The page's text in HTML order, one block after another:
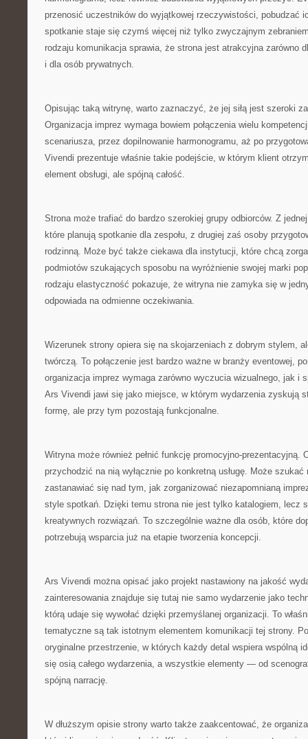
przenosić uczestników do wyjątkowej rzeczywistości, pobudzać
spotkanie staje się czymś więcej niż tylko zwyczajnym
rodzaju komunikacja sprawia, że strona jest atrakcyjna zarówno
i dla osób prywatnych.
Opisując taką witrynę, warto zaznaczyć, że jej siłą jest szeroki
Organizacja imprez wymaga bowiem połączenia wielu
scenariusza, przez dopilnowanie harmonogramu, aż po
Vivendi prezentuje właśnie takie podejście, w którym klient
element obsługi, ale spójną całość.
Strona może trafiać do bardzo szerokiej grupy odbiorców. Z
które planują spotkanie dla zespołu, z drugiej zaś osoby
rodzinną. Może być także ciekawa dla instytucji, które chcą
podmiotów szukających sposobu na wyróżnienie swojej marki
rodzaju elastyczność pokazuje, że witryna nie zamyka się w
odpowiada na odmienne oczekiwania.
Wizerunek strony opiera się na skojarzeniach z dobrym stylem,
twórczą. To połączenie jest bardzo ważne w branży eventowej,
organizacja imprez wymaga zarówno wyczucia wizualnego, jak i
Ars Vivendi jawi się jako miejsce, w którym wydarzenia zyskują
formę, ale przy tym pozostają funkcjonalne.
Witryna może również pełnić funkcję promocyjno-prezentacyjną.
przychodzić na nią wyłącznie po konkretną usługę. Może
zastanawiać się nad tym, jak zorganizować niezapomnianą
style spotkań. Dzięki temu strona nie jest tylko katalogiem, lecz
kreatywnych rozwiązań. To szczególnie ważne dla osób, które
potrzebują wsparcia już na etapie tworzenia koncepcji.
Ars Vivendi można opisać jako projekt nastawiony na jakość
zainteresowania znajduje się tutaj nie samo wydarzenie jako
którą udaje się wywołać dzięki przemyślanej organizacji. To
tematyczne są tak istotnym elementem komunikacji tej strony.
oryginalne przestrzenie, w których każdy detal wspiera wspólną
się osią całego wydarzenia, a wszystkie elementy — od
spójną narrację.
W dłuższym opisie strony warto także zaakcentować, że